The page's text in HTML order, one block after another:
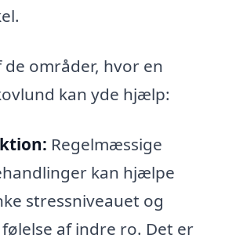
de områder, hvor en
kan yde hjælp:
Regelmæssige
kan hjælpe
stressniveauet og
af indre ro. Det er